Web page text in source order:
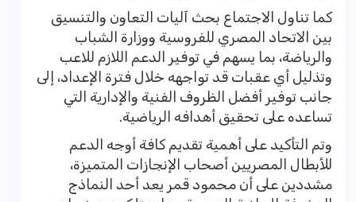
كما تناول الاجتماع بحث آليات التعاون والتنسيق
بين الاتحاد المصري للفروسية ووزارة الشباب
والرياضة، بما يسهم في توفير الدعم اللازم للاعب
وتذليل أي عقبات قد تواجهه خلال فترة الإعداد، إلى
جانب توفير أفضل الظروف الفنية والإدارية التي
تساعده على تحقيق أهدافه الرياضية.
وتم التأكيد على أهمية تقديم كافة أوجه الدعم
للأبطال المصريين أصحاب الإنجازات المتميزة،
مشددين على أن محمود قمر يعد أحد النماذج